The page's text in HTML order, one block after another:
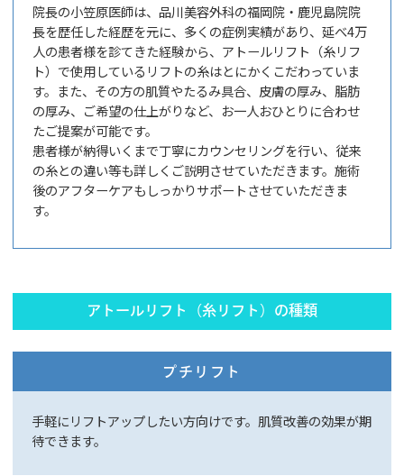
院長の小笠原医師は、品川美容外科の福岡院・鹿児島院院
長を歴任した経歴を元に、多くの症例実績があり、延べ4万
人の患者様を診てきた経験から、アトールリフト（糸リフ
ト）で使用しているリフトの糸はとにかくこだわっていま
す。また、その方の肌質やたるみ具合、皮膚の厚み、脂肪
の厚み、ご希望の仕上がりなど、お一人おひとりに合わせ
たご提案が可能です。
患者様が納得いくまで丁寧にカウンセリングを行い、従来
の糸との違い等も詳しくご説明させていただきます。施術
後のアフターケアもしっかりサポートさせていただきま
す。
アトールリフト（糸リフト）の種類
プチリフト
手軽にリフトアップしたい方向けです。肌質改善の効果が期
待できます。